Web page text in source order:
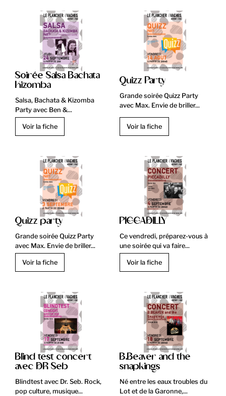
Soirée Salsa Bachata
Kizomba
Salsa, Bachata & Kizomba
Party avec Ben &...
Voir la fiche
Quizz Party
Grande soirée Quizz Party
avec Max. Envie de briller...
Voir la fiche
Quizz party
Grande soirée Quizz Party
avec Max. Envie de briller...
Voir la fiche
PICCADILLY
Ce vendredi, préparez-vous à
une soirée qui va faire...
Voir la fiche
Blind test concert
avec DR Seb
Blindtest avec Dr. Seb. Rock,
pop culture, musique...
B.Beaver and the
snapkings
Né entre les eaux troubles du
Lot et de la Garonne,...